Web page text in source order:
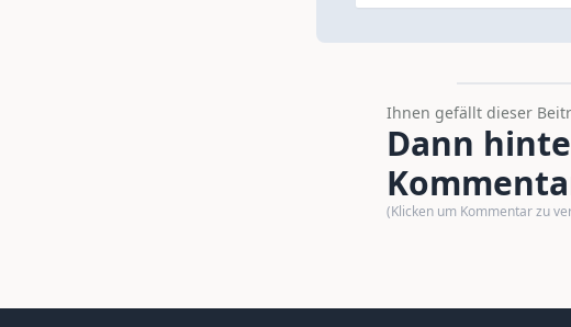
Ihnen gefällt dieser
Dann
(Klicken um Kommentar zu